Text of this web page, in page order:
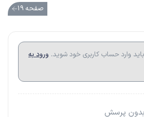
صفحه ۱۹
وارد حساب کاربری خود شوید. ورود به
بدون پرسش